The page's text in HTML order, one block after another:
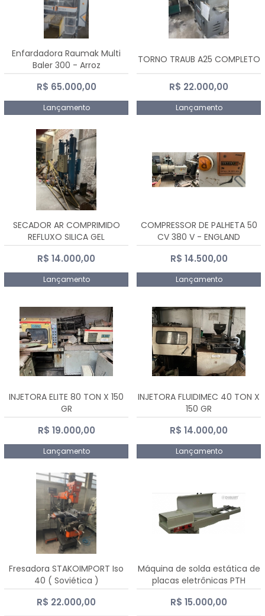
Enfardadora Raumak Multi
Baler 300 - Arroz
R$ 65.000,00
Lançamento
TORNO TRAUB A25 COMPLETO
R$ 22.000,00
Lançamento
SECADOR AR COMPRIMIDO
REFLUXO SILICA GEL
R$ 14.000,00
Lançamento
COMPRESSOR DE PALHETA 50
CV 380 V - ENGLAND
R$ 14.500,00
Lançamento
INJETORA ELITE 80 TON X 150
GR
R$ 19.000,00
Lançamento
INJETORA FLUIDIMEC 40 TON X
150 GR
R$ 14.000,00
Lançamento
Fresadora STAKOIMPORT Iso
40 ( Soviética )
R$ 22.000,00
Máquina de solda estática de
placas eletrônicas PTH
DIALSAT
R$ 15.000,00